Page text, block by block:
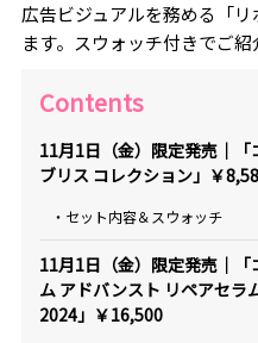
広告ビジュアルを務める「
ます。スウォッチ付きでご紹
Contents
11月1日（金）限定発売｜
ブリス コレクション」￥
・セット内容＆スウォッチ
11月1日（金）限定発売｜
ム アドバンスト リペアセラ
2024」￥16,500